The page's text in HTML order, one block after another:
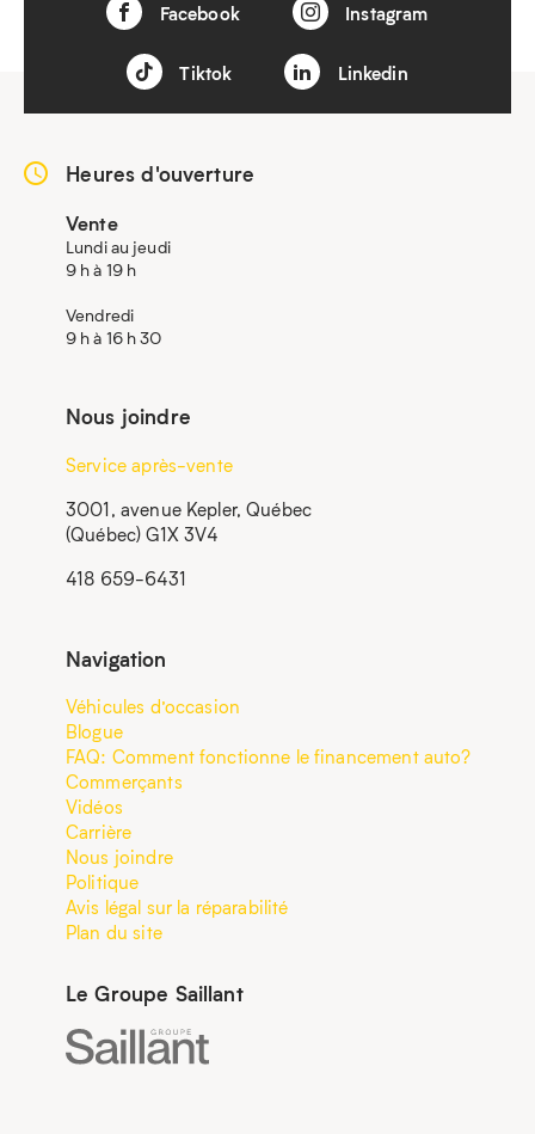
Facebook Instagram
Tiktok Linkedin
Heures d'ouverture
Vente
Lundi au jeudi
9 h à 19 h
Vendredi
9 h à 16 h 30
Nous joindre
Service après-vente
3001, avenue Kepler, Québec
(Québec) G1X 3V4
418 659-6431
Navigation
Véhicules d’occasion
Blogue
FAQ: Comment fonctionne le financement auto?
Commerçants
Vidéos
Carrière
Nous joindre
Politique
Avis légal sur la réparabilité
Plan du site
Le Groupe Saillant